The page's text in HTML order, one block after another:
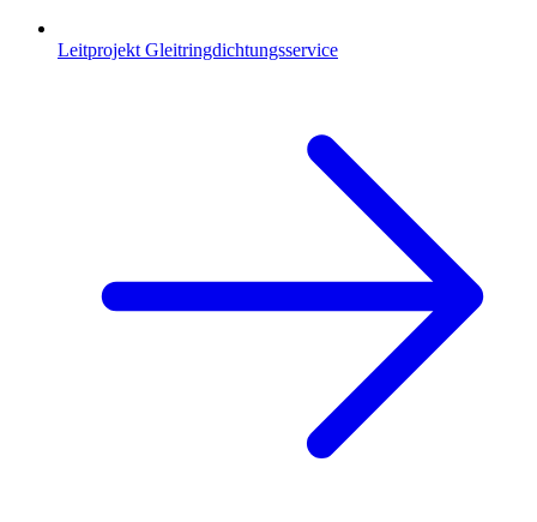
Leitprojekt Gleitringdichtungsservice